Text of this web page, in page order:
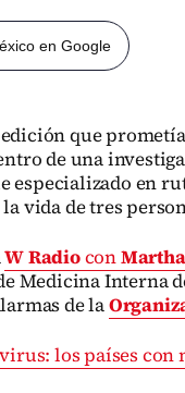
en Google
que
de una
especializado en
vida de tres
W Radiocon
Medicina Interna
de la
los países con